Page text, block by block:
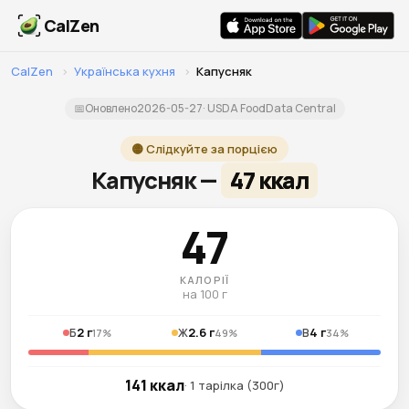
CalZen
CalZen › Українська кухня › Капусняк
📅Оновлено2026-05-27· USDA FoodData Central
🟡 Слідкуйте за порцією
Капусняк — 47 ккал
47
КАЛОРІЇ
на 100 г
Б2 г17% Ж2.6 г49% В4 г34%
141 ккал· 1 тарілка (300г)